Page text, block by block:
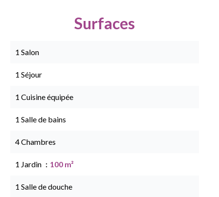
Surfaces
1 Salon
1 Séjour
1 Cuisine équipée
1 Salle de bains
4 Chambres
1 Jardin 100 m²
1 Salle de douche